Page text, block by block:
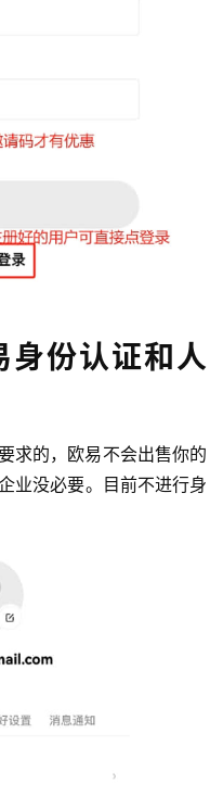
身份认证和人
求的，欧易不会出售你的
业没必要。目前不进行身